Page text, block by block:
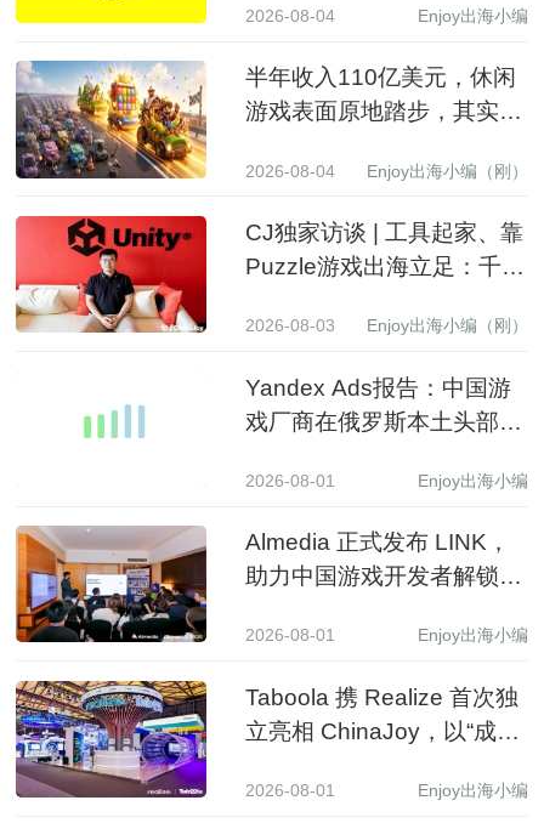
至15.99亿美元
2026-08-04 Enjoy出海小编
半年收入110亿美元，休闲
游戏表面原地踏步，其实已
2026-08-04 Enjoy出海小编（刚）
CJ独家访谈 | 工具起家、靠
Puzzle游戏出海立足：千万
2026-08-03 Enjoy出海小编（刚）
Yandex Ads报告：中国游
戏厂商在俄罗斯本土头部应
2026-08-01 Enjoy出海小编
Almedia 正式发布 LINK，
助力中国游戏开发者解锁收
2026-08-01 Enjoy出海小编
Taboola 携 Realize 首次独
立亮相 ChinaJoy，以“成长
全球增长新图景
2026-08-01 Enjoy出海小编